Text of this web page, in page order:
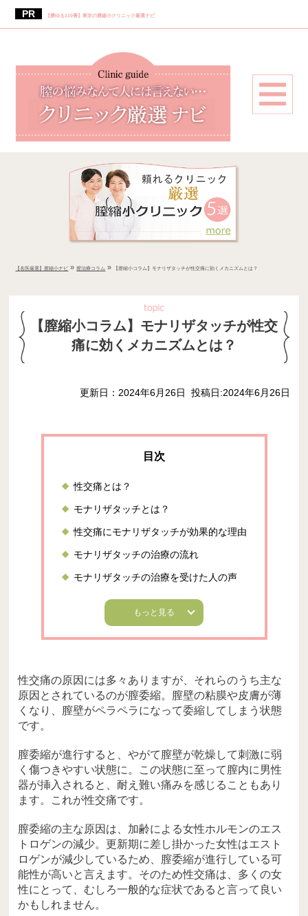
【膣ゆる110番】東京の膣縮小クリニック厳選ナビ
【名医厳選】膣縮小ナビ »膣治療コラム » 【膣縮小コラム】モナリザタッチが性交痛に効くメカニズムとは？
【膣縮小コラム】モナリザタッチが性交
痛に効くメカニズムとは？
更新日：2024年6月26日 投稿日:2024年6月26日
性交痛とは？
モナリザタッチとは？
性交痛にモナリザタッチが効果的な理由
モナリザタッチの治療の流れ
モナリザタッチの治療を受けた人の声
もっと見る
性交痛の原因には多々ありますが、それらのうち主な
原因とされているのが膣委縮。膣壁の粘膜や皮膚が薄
くなり、膣壁がペラペラになって委縮してしまう状態
です。
膣委縮が進行すると、やがて膣壁が乾燥して刺激に弱
く傷つきやすい状態に。この状態に至って膣内に男性
器が挿入されると、耐え難い痛みを感じることもあり
ます。これが性交痛です。
膣委縮の主な原因は、加齢による女性ホルモンのエス
トロゲンの減少。更新期に差し掛かった女性はエスト
ロゲンが減少しているため、膣委縮が進行している可
能性が高いと言えます。そのため性交痛は、多くの女
性にとって、むしろ一般的な症状であると言って良い
かもしれません。